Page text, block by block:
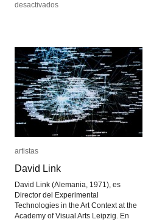
desactivadosen
Baus
desactivadosen
Baus
artistas
David Link
David Link (Alemania, 1971), es
Director del Experimental
Technologies in the Art Context at the
Academy of Visual Arts Leipzig. En
artistas
David Link